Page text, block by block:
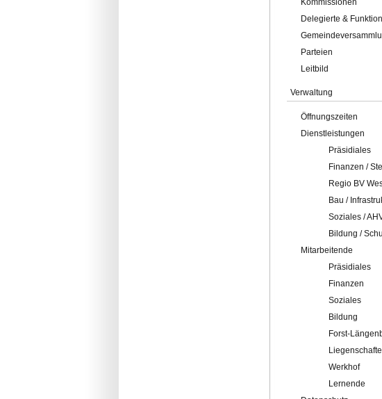
Delegierte &
Parteien
Leitbild
Verwaltung
Öffnungszeiten
Dienstleistungen
Präsidiales
Finanzen /
Regio BV
Bau /
Soziales /
Bildung /
Mitarbeitende
Präsidiales
Finanzen
Soziales
Bildung
Forst-
Werkhof
Lernende